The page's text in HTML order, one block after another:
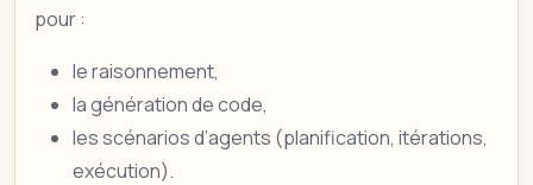
pour :
le raisonnement,
la génération de code,
les scénarios d’agents (planification, itérations,
exécution).